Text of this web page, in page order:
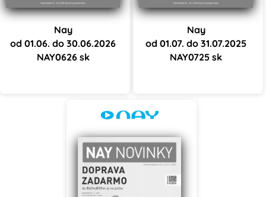
Nay
od 01.06. do 30.06.2026
NAY0626 sk
Nay
od 01.07. do 31.07.2025
NAY0725 sk